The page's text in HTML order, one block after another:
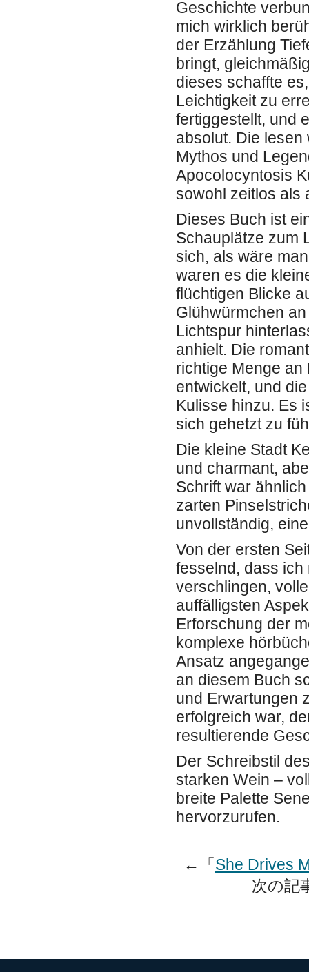
Geschichte
mich wirklich
der Erzählung
bringt,
dieses schaffte
Leichtigkeit zu
fertiggestellt, und
absolut. Die
Mythos und
Apocolocyntosis
sowohl zeitlos als
Dieses Buch ist
Schauplätze zum
sich, als wäre
waren es die
flüchtigen Blicke
Glühwürmchen
Lichtspur
anhielt. Die
richtige Menge
entwickelt, und
Kulisse hinzu. Es
sich gehetzt zu
Die kleine Stadt
und charmant,
Schrift war
zarten
unvollständig,
Von der ersten
fesselnd, dass ich
verschlingen,
auffälligsten
Erforschung der
komplexe
Ansatz
an diesem Buch
und Erwartungen
erfolgreich war,
resultierende
Der Schreibstil
starken Wein –
breite Palette
hervorzurufen.
←「She Drives
次の記